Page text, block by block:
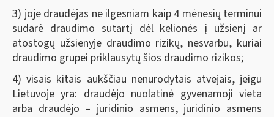
3) joje draudėjas ne ilgesniam kaip 4 mėnesių terminui
sudarė draudimo sutartį dėl kelionės į užsienį ar
atostogų užsienyje draudimo rizikų, nesvarbu, kuriai
draudimo grupei priklausytų šios draudimo rizikos;
4) visais kitais aukščiau nenurodytais atvejais, jeigu
Lietuvoje yra: draudėjo nuolatinė gyvenamoji vieta
arba draudėjo – juridinio asmens, juridinio asmens